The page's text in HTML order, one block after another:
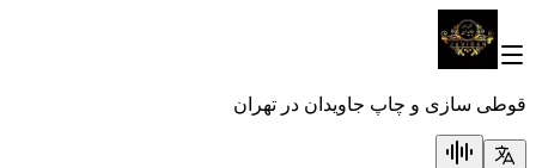
قوطی سازی و چاپ جاویدان در تهران